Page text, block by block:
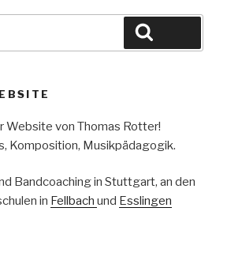
Website von Thomas Rotter!
Komposition, Musikpädagogik.
Bandcoaching in Stuttgart, an den
in Fellbach und Esslingen